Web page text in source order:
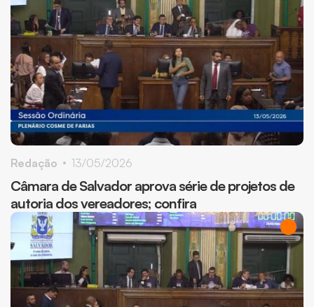
Câmara de Salvador aprova série de projetos de
autoria dos vereadores; confira
Redação 13/05/2026